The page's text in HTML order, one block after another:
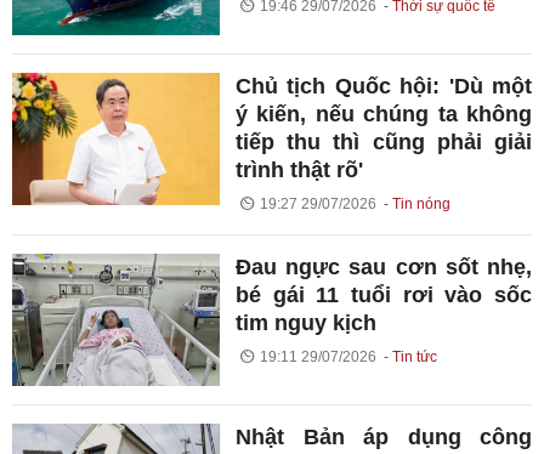
19:46 29/07/2026 Thời sự quốc tế
Chủ tịch Quốc hội: 'Dù một
ý kiến, nếu chúng ta không
tiếp thu thì cũng phải giải
trình thật rõ'
19:27 29/07/2026 Tin nóng
Đau ngực sau cơn sốt nhẹ,
bé gái 11 tuổi rơi vào sốc
tim nguy kịch
19:11 29/07/2026 Tin tức
Nhật Bản áp dụng công